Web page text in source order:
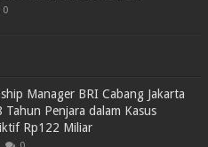
0
Manager BRI Cabang Jakarta
Penjara dalam Kasus
Rp122 Miliar